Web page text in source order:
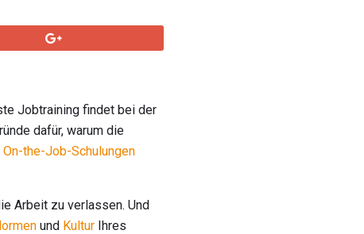
Jobtraining findet bei der
dafür, warum die
On-the-Job-Schulungen
Arbeit zu verlassen. Und
und Kultur Ihres